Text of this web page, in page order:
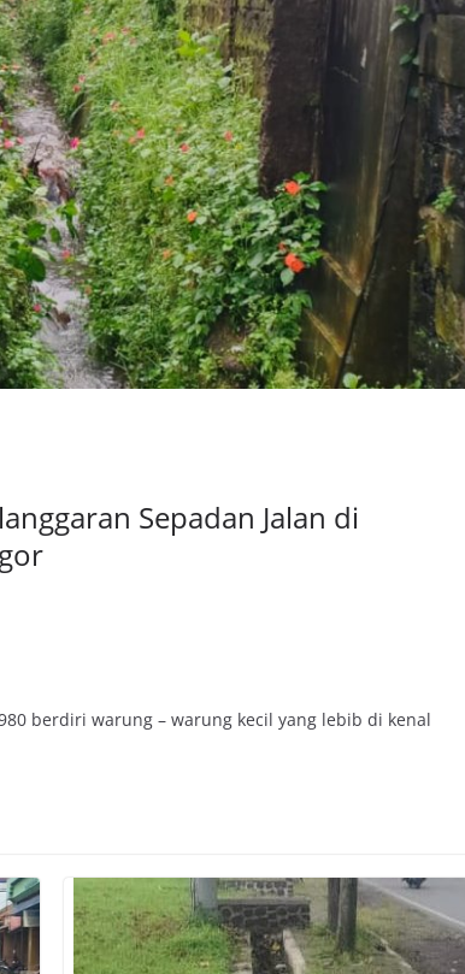
Sepadan Jalan di
berdiri warung – warung kecil yang lebib di kenal